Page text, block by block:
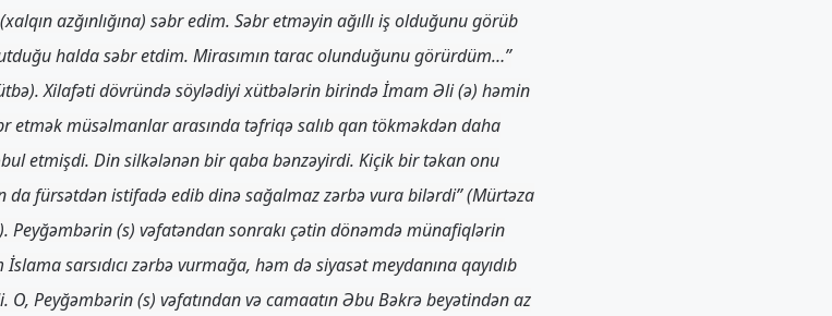
azğınlığına) səbr edim. Səbr etməyin ağıllı iş olduğunu görüb
halda səbr etdim. Mirasımın tarac olunduğunu görürdüm…”
Xilafəti dövründə söylədiyi xütbələrin birində İmam Əli (ə) həmin
etmək müsəlmanlar arasında təfriqə salıb qan tökməkdən daha
etmişdi. Din silkələnən bir qaba bənzəyirdi. Kiçik bir təkan onu
da fürsətdən istifadə edib dinə sağalmaz zərbə vura bilərdi” (Mürtəza
Peyğəmbərin (s) vəfatəndan sonrakı çətin dönəmdə münafiqlərin
sarsıdıcı zərbə vurmağa, həm də siyasət meydanına qayıdıb
Peyğəmbərin (s) vəfatından və camaatın Əbu Bəkrə beyətindən az